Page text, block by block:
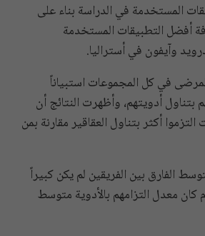
المستخدمة في الدراسة بناء على
أفضل التطبيقات المستخدمة
وآيفون في أستراليا.
في كل المجموعات استبياناً
بتناول أدويتهم، وأظهرت النتائج أن
أكثر بتناول العقاقير مقارنة بمن
الفارق بين الفريقين لم يكن كبيراً
كان معدل التزامهم بالأدوية متوسط